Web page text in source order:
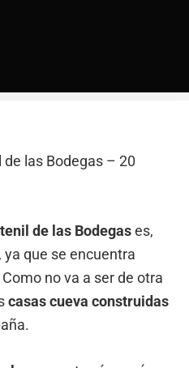
de las Bodegas – 20
de las Bodegases,
, ya que se encuentra
Como no va a ser de otra
casas cueva construidas